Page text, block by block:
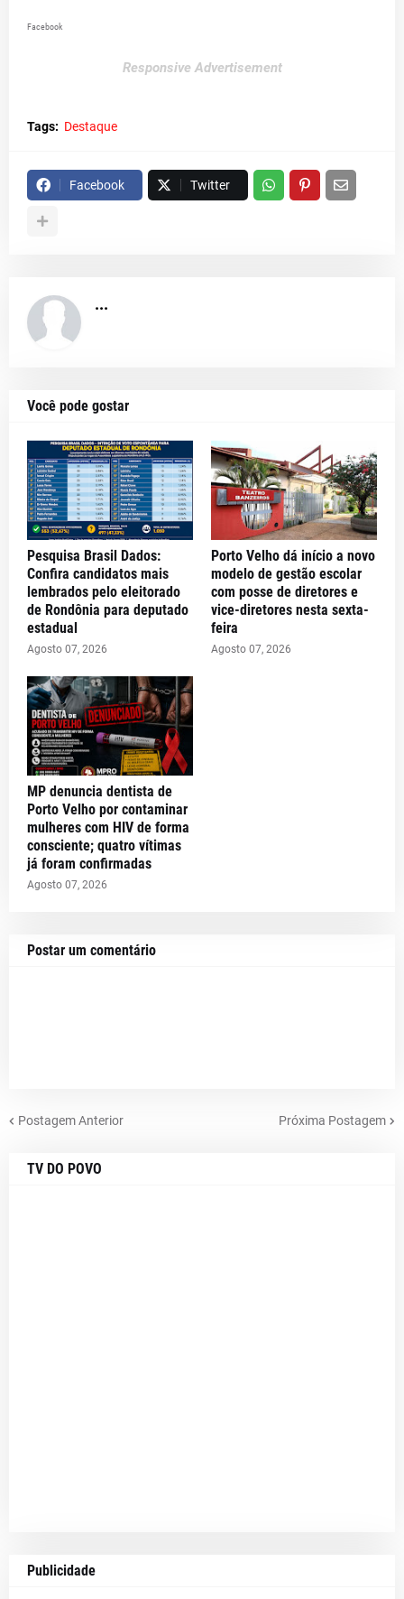
Facebook
Responsive Advertisement
Tags: Destaque
Facebook Twitter
...
Você pode gostar
Pesquisa Brasil Dados:
Confira candidatos mais
lembrados pelo eleitorado
de Rondônia para deputado
estadual
Agosto 07, 2026
Porto Velho dá início a novo
modelo de gestão escolar
com posse de diretores e
vice-diretores nesta sexta-
feira
Agosto 07, 2026
MP denuncia dentista de
Porto Velho por contaminar
mulheres com HIV de forma
consciente; quatro vítimas
já foram confirmadas
Agosto 07, 2026
Postar um comentário
Postagem Anterior Próxima Postagem
TV DO POVO
Publicidade